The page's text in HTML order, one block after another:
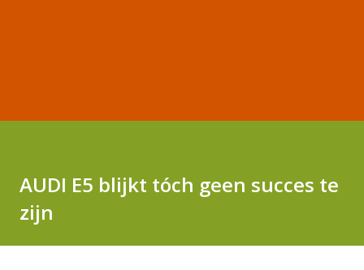
AUDI E5 blijkt tóch geen succes te
zijn